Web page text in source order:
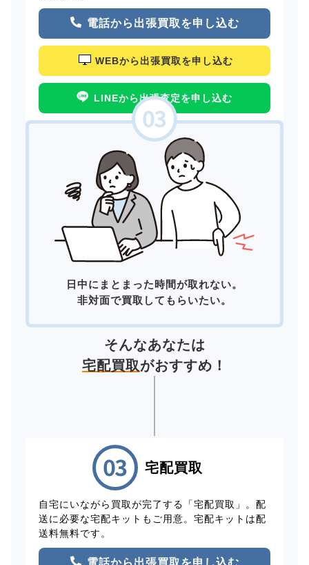
電話から出張買取を申し込む
WEBから出張買取を申し込む
LINEから出張査定を申し込む
日中にまとまった時間が取れない。
非対面で買取してもらいたい。
そんなあなたは
宅配買取がおすすめ！
宅配買取
自宅にいながら買取が完了する「宅配買取」。配
送に必要な宅配キットもご用意。宅配キットは配
送料無料です。
電話から出張買取を申し込む